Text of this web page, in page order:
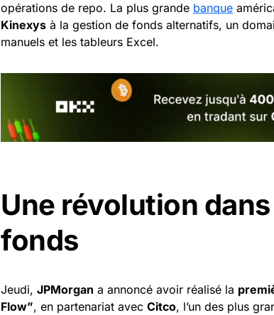
opérations de repo. La plus grande banque
Kinexys à la gestion de fonds alternatifs, un
manuels et les tableurs Excel.
Une révolution
fonds
Jeudi, JPMorgan a annoncé avoir réalisé la
Flow”, en partenariat avec Citco, l’un des plus